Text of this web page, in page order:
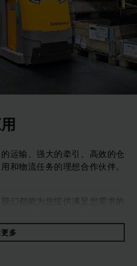
运输、强大的牵引、高效的仓
和物流任务的理想合作伙伴。
们都能为您提供满足您需求的
复杂的物流应用情况。
多